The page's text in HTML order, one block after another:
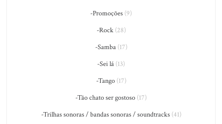
-Promoções (9)
-Rock(28)
-Samba(17)
-Sei lá (13)
-Tango(17)
-Tão chato ser gostoso (17)
-Trilhas sonoras / bandas sonoras / soundtracks(41)